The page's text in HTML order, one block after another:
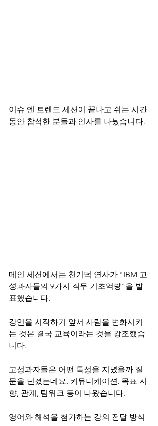
이슈 엔 트렌드 세션이 끝나고 쉬는 시간
동안 참석한 분들과 인사를 나눴습니다.
메인 세션에서는 천기덕 연사가 "IBM 고
성과자들의 9가지 직무 기초역량"을 발
표했습니다.
강연을 시작하기 앞서 사람을 변화시키
는 것은 결국 교육이라는 것을 강조했습
니다.
고성과자들은 어떤 특성을 지녔을까 질
문을 던졌는데요. 커뮤니케이션, 목표 지
향, 관계, 팀워크 등이 나왔습니다.
영어와 해석을 첨가하는 강의 전달 방식